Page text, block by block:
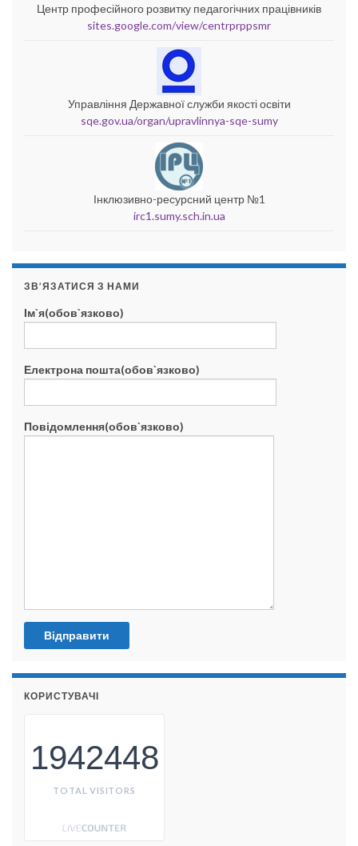
Центр професійного розвитку педагогічних працівників
sites.google.com/view/centrprppsmr
Управління Державної служби якості освіти
sqe.gov.ua/organ/upravlinnya-sqe-sumy
Інклюзивно-ресурсний центр №1
irc1.sumy.sch.in.ua
ЗВ’ЯЗАТИСЯ З НАМИ
Ім`я(обов`язково)
Електрона пошта(обов`язково)
Повідомлення(обов`язково)
КОРИСТУВАЧІ
1942448
TOTAL VISITORS